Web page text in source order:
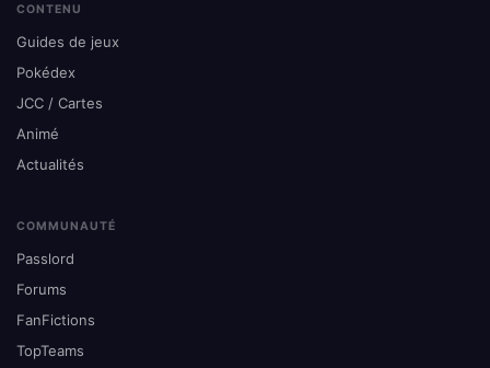
CONTENU
Guides de jeux
Pokédex
JCC / Cartes
Animé
Actualités
COMMUNAUTÉ
Passlord
Forums
FanFictions
TopTeams